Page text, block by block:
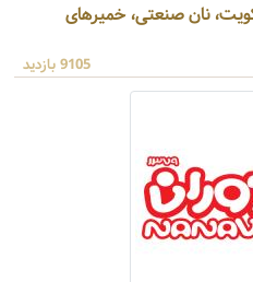
نان صنعتی، خمیرهای
9105 بازدید